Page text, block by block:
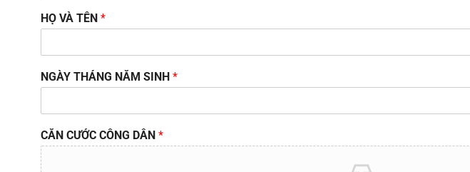
HỌ VÀ TÊN *
NGÀY THÁNG NĂM SINH *
CĂN CƯỚC CÔNG DÂN *